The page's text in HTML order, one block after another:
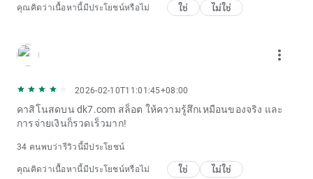
คุณคิดว่าเนื้อหานี้มีประโยชน์หรือไม่ ใช่ ไม่ใช่
more_vert
2026-02-10T11:01:45+08:00
คาสิโนสดบน dk7.com สล็อต ให้ความรู้สึกเหมือนของจริง และ
การจ่ายเงินก็รวดเร็วมาก!
34 คนพบว่ารีวิวนี้มีประโยชน์
คุณคิดว่าเนื้อหานี้มีประโยชน์หรือไม่ ใช่ ไม่ใช่